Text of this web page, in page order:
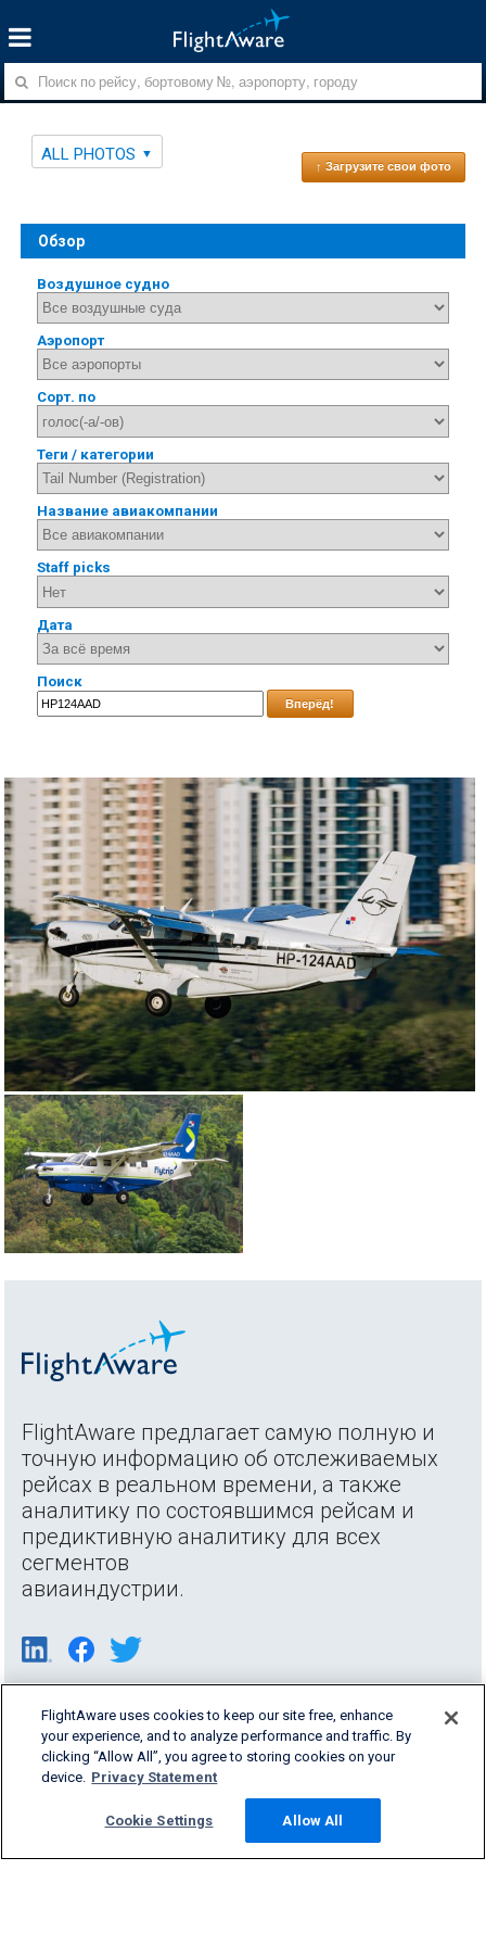
ALL PHOTOS
↑ Загрузите свои фото
Обзор
Воздушное судно
Аэропорт
Сорт. по
Теги / категории
Название авиакомпании
Staff picks
Дата
Поиск
Вперёд!
FlightAware предлагает самую полную и
точную информацию об отслеживаемых
рейсах в реальном времени, а также
аналитику по состоявшимся рейсам и
предиктивную аналитику для всех
сегментов
авиаиндустрии.
FlightAware uses cookies to keep our site free, enhance
your experience, and to analyze performance and traffic. By
clicking “Allow All”, you agree to storing cookies on your
device. Privacy Statement
Cookie Settings Allow All